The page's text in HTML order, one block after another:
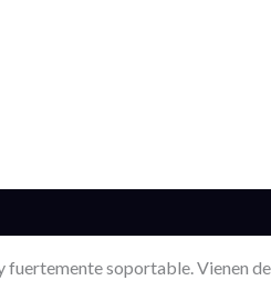
soportable. Vienen